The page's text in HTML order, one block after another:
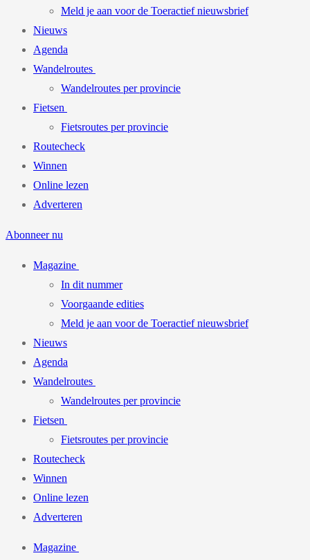
Meld je aan voor de Toeractief nieuwsbrief
Nieuws
Agenda
Wandelroutes
Wandelroutes per provincie
Fietsen
Fietsroutes per provincie
Routecheck
Winnen
Online lezen
Adverteren
Abonneer nu
Magazine
In dit nummer
Voorgaande edities
Meld je aan voor de Toeractief nieuwsbrief
Nieuws
Agenda
Wandelroutes
Wandelroutes per provincie
Fietsen
Fietsroutes per provincie
Routecheck
Winnen
Online lezen
Adverteren
Magazine